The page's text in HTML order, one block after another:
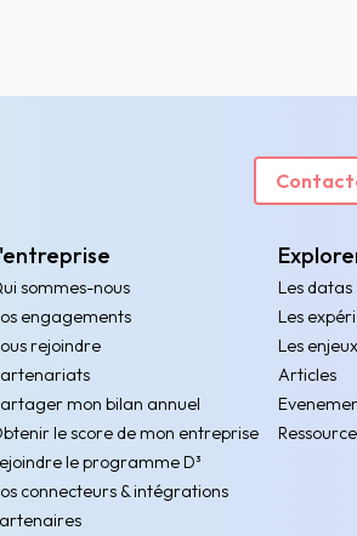
sommes-nous
engagements
rejoindre
mon bilan annuel
le score de mon entreprise
le programme D³
connecteurs & intégrations
Les datas
Les
Les enjeux
Articles